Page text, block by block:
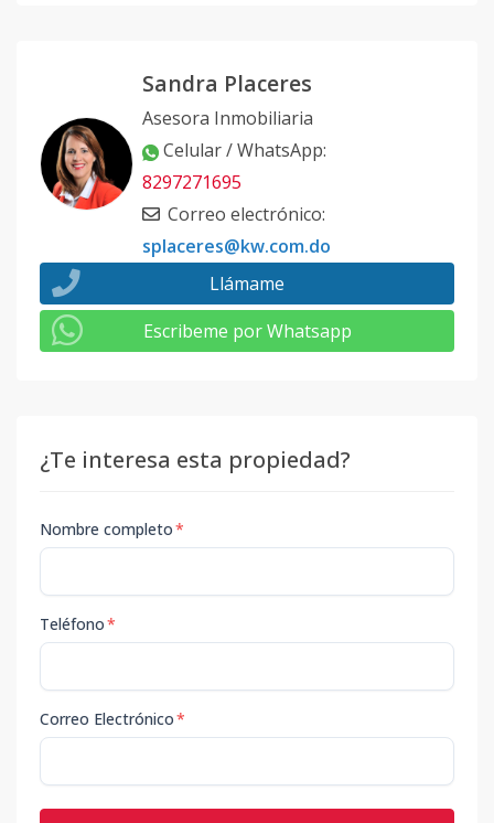
Sandra Placeres
Asesora Inmobiliaria
Celular / WhatsApp:
8297271695
Correo electrónico:
splaceres@kw.com.do
Llámame
Escribeme por Whatsapp
¿Te interesa esta propiedad?
Nombre completo*
Teléfono*
Correo Electrónico*